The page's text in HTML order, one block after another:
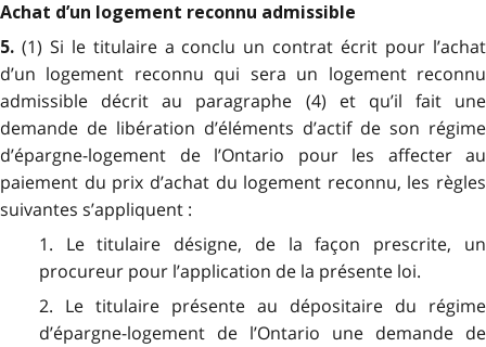
Achat d’un logement reconnu admissible
5. (1) Si le titulaire a conclu un contrat écrit pour l’achat
d’un logement reconnu qui sera un logement reconnu
admissible décrit au paragraphe (4) et qu’il fait une
demande de libération d’éléments d’actif de son régime
d’épargne-logement de l’Ontario pour les affecter au
paiement du prix d’achat du logement reconnu, les règles
suivantes s’appliquent :
1. Le titulaire désigne, de la façon prescrite, un
procureur pour l’application de la présente loi.
2. Le titulaire présente au dépositaire du régime
d’épargne-logement de l’Ontario une demande de